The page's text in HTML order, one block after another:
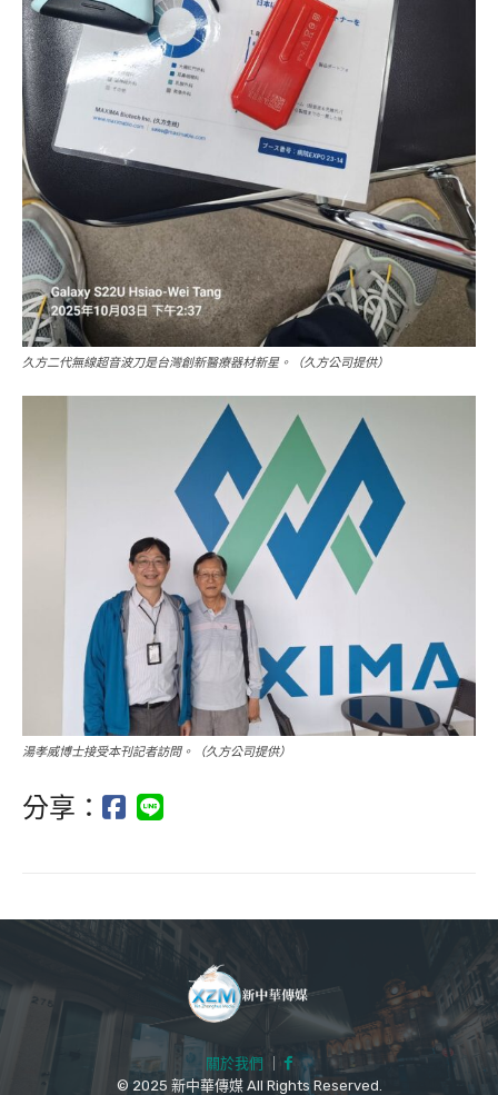
久方二代無線超音波刀是台灣創新醫療器材新星。（久方公司提供）
湯孝威博士接受本刊記者訪問。（久方公司提供）
分享：
關於我們 ｜
© 2025 新中華傳媒 All Rights Reserved.